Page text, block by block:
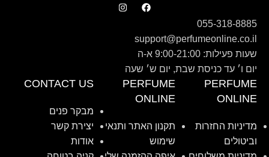
055-318-8885
support@perfumeonline.co.il
שעות פעילות: 9:00-21:00 א-ה
יום ו׳ עד כניסת שבת, יום ש׳ שעה
PERFUME
ONLINE
מדיניות החזרות
וביטולים
PERFUME
ONLINE
תקנון האתר ותנאי
שימוש
CONTACT US
מבקר פנים
יצירת קשר
אודות